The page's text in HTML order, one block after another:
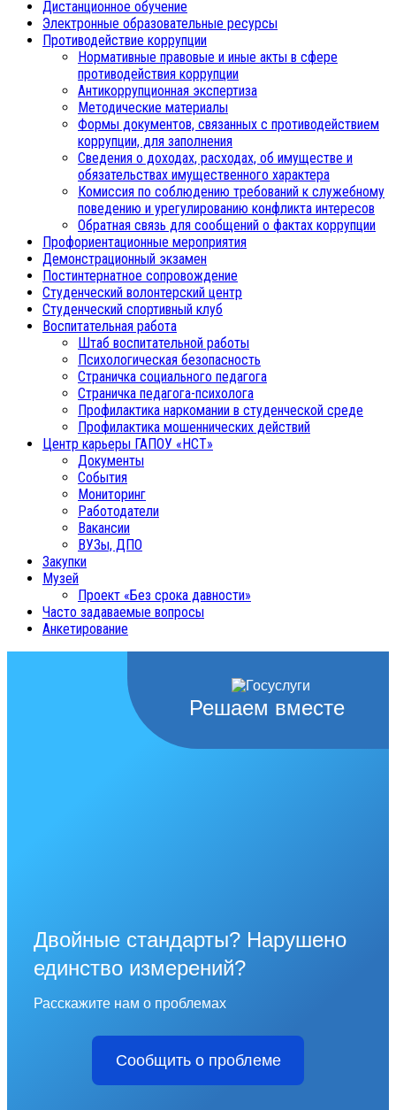
Дистанционное обучение
Электронные образовательные ресурсы
Противодействие коррупции
Нормативные правовые и иные акты в сфере
противодействия коррупции
Антикоррупционная экспертиза
Методические материалы
Формы документов, связанных с противодействием
коррупции, для заполнения
Сведения о доходах, расходах, об имуществе и
обязательствах имущественного характера
Комиссия по соблюдению требований к служебному
поведению и урегулированию конфликта интересов
Обратная связь для сообщений о фактах коррупции
Профориентационные мероприятия
Демонстрационный экзамен
Постинтернатное сопровождение
Студенческий волонтерский центр
Студенческий спортивный клуб
Воспитательная работа
Штаб воспитательной работы
Психологическая безопасность
Страничка социального педагога
Страничка педагога-психолога
Профилактика наркомании в студенческой среде
Профилактика мошеннических действий
Центр карьеры ГАПОУ «НСТ»
Документы
События
Мониторинг
Работодатели
Вакансии
ВУЗы, ДПО
Закупки
Музей
Проект «Без срока давности»
Часто задаваемые вопросы
Анкетирование
Решаем вместе
Двойные стандарты? Нарушено
единство измерений?
Расскажите нам о проблемах
Сообщить о проблеме